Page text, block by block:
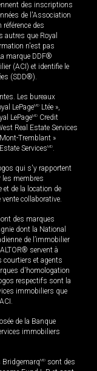
des inscriptions
de l'Association
des
que Royal
n'est pas
marque DDF®
(ACI) et identifie le
(SDD®).
Les bureaux
LePageMD Ltée »,
LePageMD Credit
Real Estate Services
Tremblant »
ServicesMD.
qui s'y rapportent
membres
et de la location de
collaborative.
des marques
dont la National
de l’immobilier
servent à
et agents
d'homologation
respectifs sont la
immobiliers que
de la Banque
immobiliers
BridgemarqMD sont des